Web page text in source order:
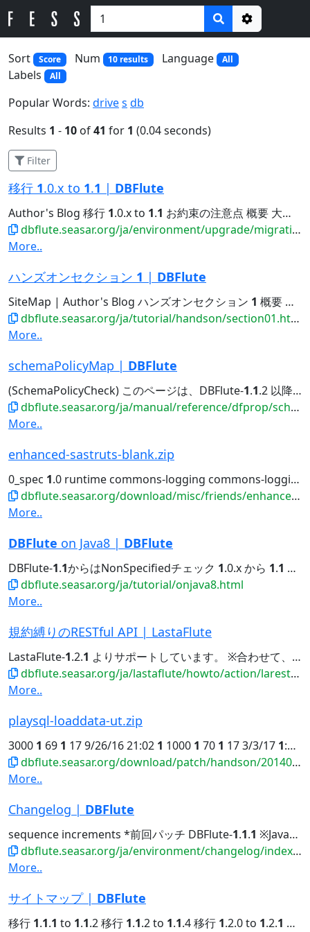
Options
Sort
Score Num 10 results Language All
Labels All
Popular Words: drives db
Results 1 - 10 of41 for 1 (0.04 seconds)
Filter
移行 1.0.x to 1.1 | DBFlute
Author's Blog 移行 1.0.x to 1.1 お約束の注意点 概要 大前提 DBFlute-
dbflute.seasar.org/ja/environment/upgrade/migration/migrate10xto11x.html
More..
ハンズオンセクション 1 | DBFlute
SiteMap | Author's Blog ハンズオンセクション 1 概要 まず読みましょう DBFluteのこと jfluteによるレビューのこと...Java6,7の方は、別ページにて Java6,7のセクション
dbflute.seasar.org/ja/tutorial/handson/section01.html
More..
schemaPolicyMap | DBFlute
(SchemaPolicyCheck) このページは、DBFlute-1.1.2 以降を前提としています。 (
dbflute.seasar.org/ja/manual/reference/dfprop/schemapolicy/index.html
More..
enhanced-sastruts-blank.zip
0_spec 1.0 runtime commons-logging commons-logging
dbflute.seasar.org/download/misc/friends/enhanced-sastruts-blank.zip
More..
DBFlute on Java8 | DBFlute
DBFlute-1.1からはNonSpecifiedチェック 1.0.x から 1.1
dbflute.seasar.org/ja/tutorial/onjava8.html
More..
規約縛りのRESTful API | LastaFlute
LastaFlute-1.2.1 よりサポートしています。 ※合わせて、LastaMeta-0.5.
dbflute.seasar.org/ja/lastaflute/howto/action/larestfulapi.html
More..
playsql-loaddata-ut.zip
3000 1 69 1 17 9/26/16 21:02 1 1000 1 70 1 17 3/3/17 1:11
dbflute.seasar.org/download/patch/handson/20140601_payment/playsql-loaddata-ut.zip
More..
Changelog | DBFlute
sequence increments *前回パッチ DBFlute-1.1.1 ※Java8 2016/01/01 NEW DBFlute...Author's Blog Changelog DBFlute-
dbflute.seasar.org/ja/environment/changelog/index.html
More..
サイトマップ | DBFlute
移行 1.1.1 to 1.1.2 移行 1.1.2 to 1.1.4 移行 1.2.0 to 1.2.1